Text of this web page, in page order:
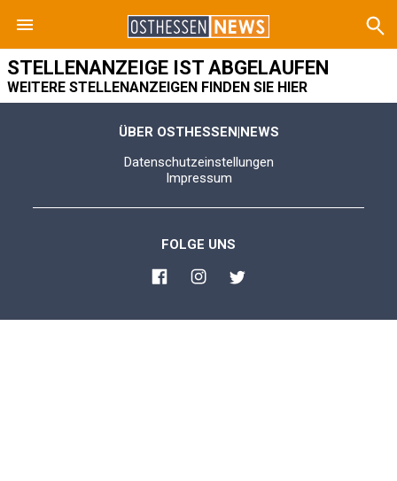
STELLENANZEIGE IST ABGELAUFEN
WEITERE STELLENANZEIGEN FINDEN SIE HIER
ÜBER OSTHESSEN|NEWS
Datenschutzeinstellungen
Impressum
FOLGE UNS